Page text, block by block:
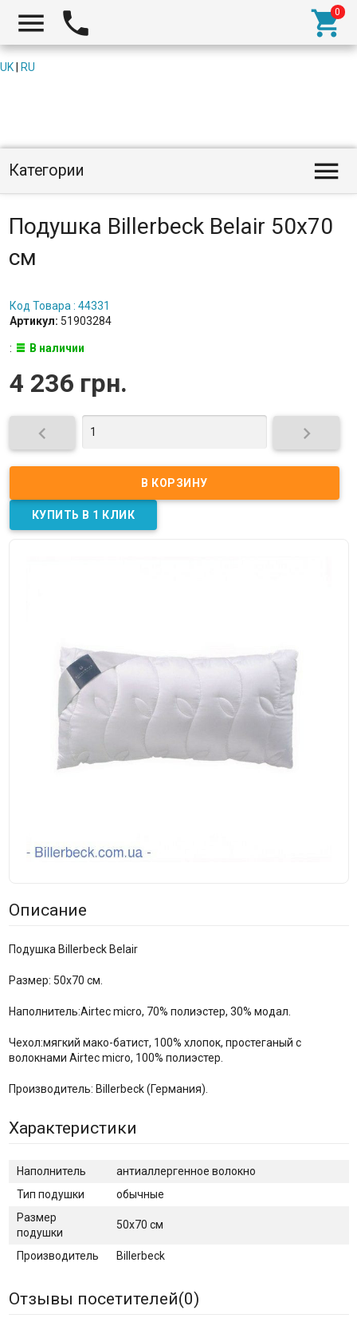
  
UK RU
Категории 
Подушка Billerbeck Belair 50x70
см
Код Товара : 44331
Артикул: 51903284
: В наличии
4 236 грн.
 
Описание
Подушка Billerbeck Belair
Размер: 50x70 см.
Наполнитель:Airtec micro, 70% полиэстер, 30% модал.
Чехол:мягкий мако-батист, 100% хлопок, простеганый с
волокнами Airtec micro, 100% полиэстер.
Производитель: Billerbeck (Германия).
Характеристики
Наполнитель
антиаллергенное волокно
Тип подушки
обычные
Размер
подушки
50x70 см
Производитель Billerbeck
Отзывы посетителей(0)